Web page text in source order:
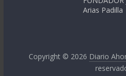
Arias Padilla
Copyright © 2026 Diario